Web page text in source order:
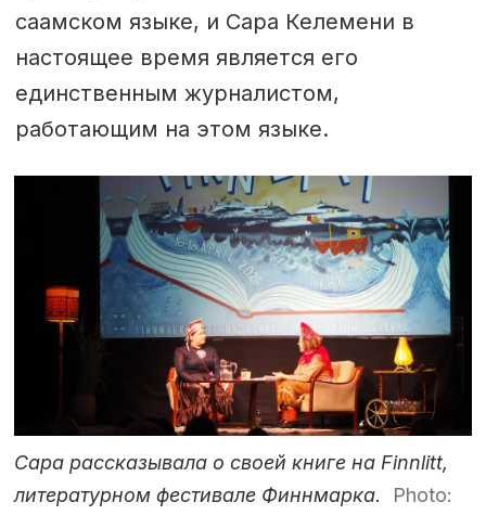
саамском языке, и Сара Келемени в
настоящее время является его
единственным журналистом,
работающим на этом языке.
Сара рассказывала о своей книге на Finnlitt,
литературном фестивале Финнмарка.
Photo: